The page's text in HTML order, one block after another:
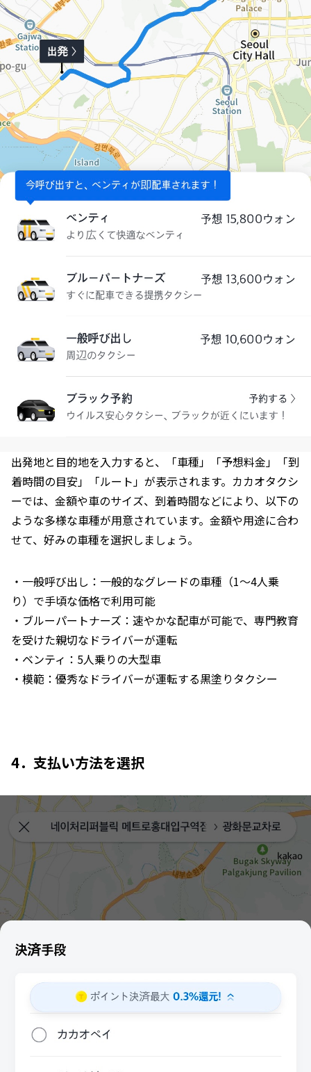
出発地と目的地を入力すると、「車種」「予想料金」「到
着時間の目安」「ルート」が表示されます。カカオタクシ
ーでは、金額や車のサイズ、到着時間などにより、以下の
ような多様な車種が用意されています。金額や用途に合わ
せて、好みの車種を選択しましょう。
・一般呼び出し：一般的なグレードの車種（1～4人乗
り）で手頃な価格で利用可能
・ブルーパートナーズ：速やかな配車が可能で、専門教育
を受けた親切なドライバーが運転
・ベンティ：5人乗りの大型車
・模範：優秀なドライバーが運転する黒塗りタクシー
4．支払い方法を選択